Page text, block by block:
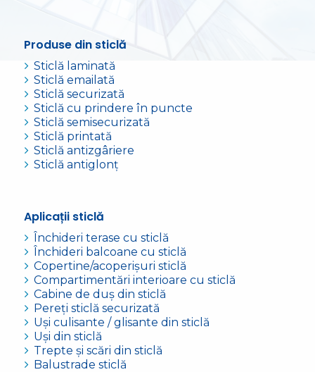
Produse din sticlă
Sticlă laminată
Sticlă emailată
Sticlă securizată
Sticlă cu prindere în puncte
Sticlă semisecurizată
Sticlă printată
Sticlă antizgâriere
Sticlă antiglonț
Aplicații sticlă
Închideri terase cu sticlă
Închideri balcoane cu sticlă
Copertine/acoperișuri sticlă
Compartimentări interioare cu sticlă
Cabine de duș din sticlă
Pereți sticlă securizată
Uși culisante / glisante din sticlă
Uși din sticlă
Trepte și scări din sticlă
Balustrade sticlă